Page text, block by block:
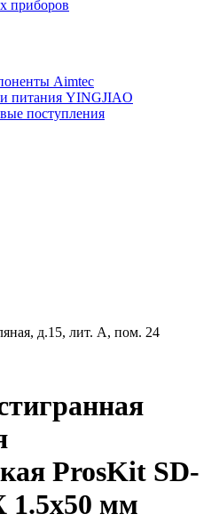
приборов
Aimtec
питания YINGJIAO
поступления
д.15, лит. А, пом. 24
ProsKit SD-
1.5x50 мм